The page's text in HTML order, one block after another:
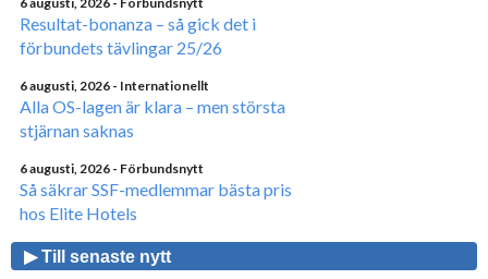
Resultat-bonanza – så gick det i
förbundets tävlingar 25/26
6 augusti, 2026 - Internationellt
Alla OS-lagen är klara – men största
stjärnan saknas
6 augusti, 2026 - Förbundsnytt
Så säkrar SSF-medlemmar bästa pris
hos Elite Hotels
▶ Till senaste nytt